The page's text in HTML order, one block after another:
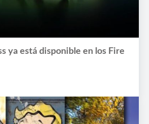
ya está disponible en los Fire